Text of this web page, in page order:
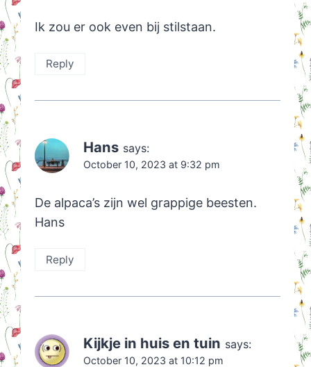
Ik zou er ook even bij stilstaan.
Reply
Hans says:
October 10, 2023 at 9:32 pm
De alpaca’s zijn wel grappige beesten.
Hans
Reply
Kijkje in huis en tuin says:
October 10, 2023 at 10:12 pm